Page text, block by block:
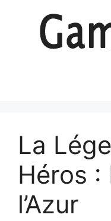
La
Héros :
l’Azur